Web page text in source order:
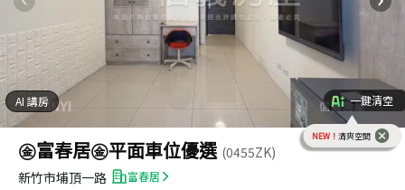
AI 講房 一鍵清空
NEW！ 清爽空間
㊎富春居㊎平面車位優選 (0455ZK)
新竹市埔頂一路
富春居